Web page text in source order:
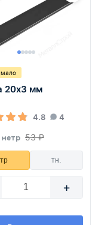
мало
20х3 мм
4.8 4
53 ₽
тн.
+